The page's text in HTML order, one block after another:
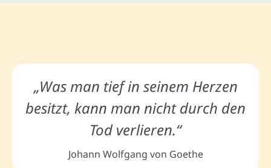
„Was man tief in seinem Herzen
besitzt, kann man nicht durch den
Tod verlieren.“
Johann Wolfgang von Goethe